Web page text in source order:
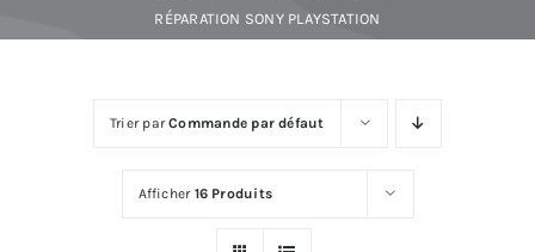
RÉPARATION SONY PLAYSTATION
Trier parCommande par défaut
Afficher 16 Produits